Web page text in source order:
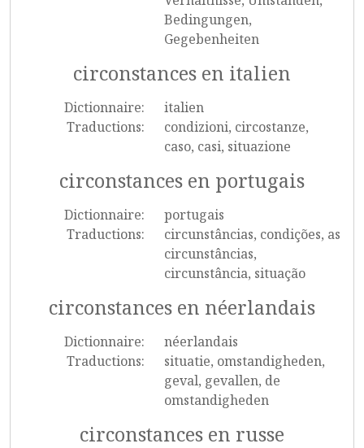
Bedingungen,
Gegebenheiten
circonstances en italien
Dictionnaire:
italien
Traductions:
condizioni, circostanze,
caso, casi, situazione
circonstances en portugais
Dictionnaire:
portugais
Traductions:
circunstâncias, condições, as
circunstâncias,
circunstância, situação
circonstances en néerlandais
Dictionnaire:
néerlandais
Traductions:
situatie, omstandigheden,
geval, gevallen, de
omstandigheden
circonstances en russe